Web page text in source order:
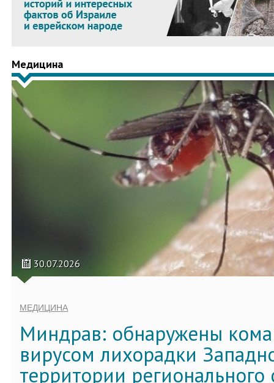
Медицина
30.07.2026
МЕДИЦИНА
Миндрав: обнаружены
вирусом лихорадки
территории регионального